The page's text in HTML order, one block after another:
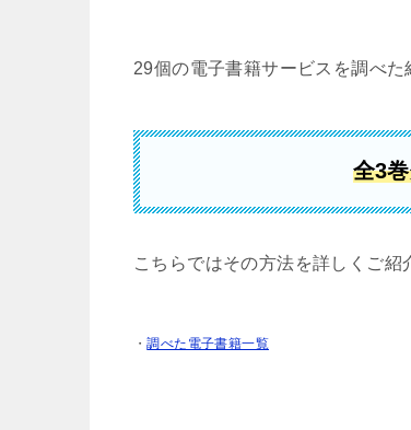
29個の電子書籍サービスを調べた
全3
こちらではその方法を詳しくご紹
・調べた電子書籍一覧